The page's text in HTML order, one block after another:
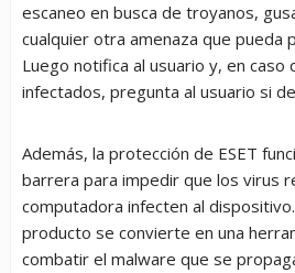
escaneo en busca de troyanos,
cualquier otra amenaza que pueda
Luego notifica al usuario y, en caso
infectados, pregunta al usuario si
Además, la protección de ESET
barrera para impedir que los virus
computadora infecten al
producto se convierte en una
combatir el malware que se